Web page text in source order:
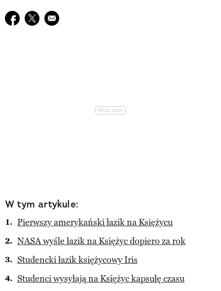
Udostępnij na facebook
Udostępnij na twitter
E-mail do przyjaciela
W tym artykule:
Pierwszy amerykański łazik na Księżycu
NASA wyśle łazik na Księżyc dopiero za rok
Studencki łazik księżycowy Iris
Studenci wysyłają na Księżyc kapsułę czasu